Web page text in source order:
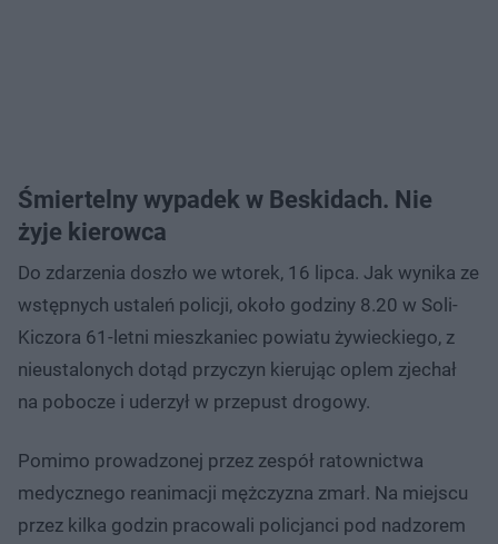
Śmiertelny wypadek w Beskidach. Nie
żyje kierowca
Do zdarzenia doszło we wtorek, 16 lipca. Jak wynika ze
wstępnych ustaleń policji, około godziny 8.20 w Soli-
Kiczora 61-letni mieszkaniec powiatu żywieckiego, z
nieustalonych dotąd przyczyn kierując oplem zjechał
na pobocze i uderzył w przepust drogowy.
Pomimo prowadzonej przez zespół ratownictwa
medycznego reanimacji mężczyzna zmarł. Na miejscu
przez kilka godzin pracowali policjanci pod nadzorem